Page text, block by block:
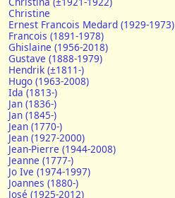
Christine
Ernest Francois Medard (1929-1973)
Francois (1891-1978)
Ghislaine (1956-2018)
Gustave (1888-1979)
Hendrik (±1811-)
Hugo (1963-2008)
Ida (1813-)
Jan (1836-)
Jan (1845-)
Jean (1770-)
Jean (1927-2000)
Jean-Pierre (1944-2008)
Jeanne (1777-)
Jo Ive (1974-1997)
Joannes (1880-)
José (1925-2012)